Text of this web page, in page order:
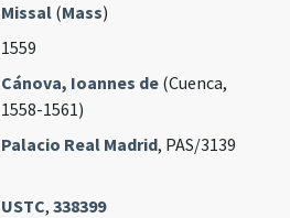
Missal (Mass)
1559
Cánova, Ioannes de (Cuenca,
1558-1561)
Palacio Real Madrid, PAS/3139
USTC,338399